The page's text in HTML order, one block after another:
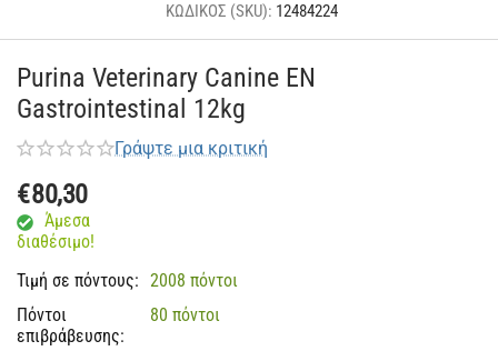
ΚΩΔΙΚΟΣ (SKU): 12484224
Purina Veterinary Canine EN
Gastrointestinal 12kg
Γράψτε μια κριτική
€80,30
Άμεσα
διαθέσιμο!
Τιμή σε πόντους: 2008 πόντοι
Πόντοι
επιβράβευσης:
80 πόντοι